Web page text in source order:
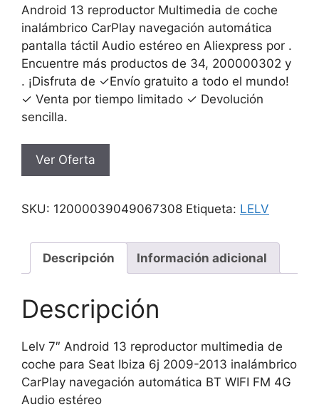
era:
468.91€.
es:
220.39€.
Android 13 reproductor Multimedia de coche
inalámbrico CarPlay navegación automática
pantalla táctil Audio estéreo en Aliexpress por .
Encuentre más productos de 34, 200000302 y
. ¡Disfruta de ✓Envío gratuito a todo el mundo!
✓ Venta por tiempo limitado ✓ Devolución
sencilla.
Ver Oferta
SKU: 12000039049067308 Etiqueta: LELV
Descripción Información adicional
Descripción
Lelv 7″ Android 13 reproductor multimedia de
coche para Seat Ibiza 6j 2009-2013 inalámbrico
CarPlay navegación automática BT WIFI FM 4G
Audio estéreo